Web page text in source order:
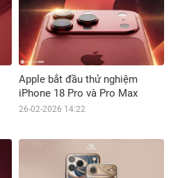
Apple bắt đầu thử nghiệm
iPhone 18 Pro và Pro Max
26-02-2026 14:22